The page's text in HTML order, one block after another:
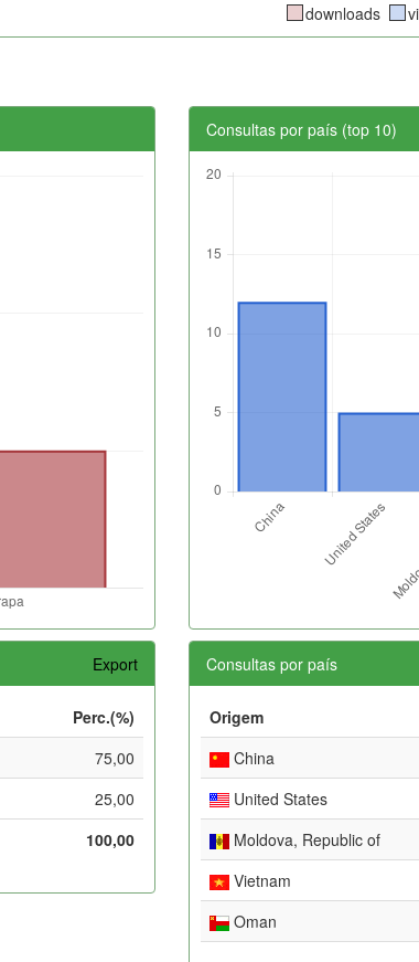
downloads
Consultas por país (top 10)
Export
Perc.(%)
75,00
25,00
100,00
Consultas por país
Origem
China
United States
Moldova, Republic of
Vietnam
Oman